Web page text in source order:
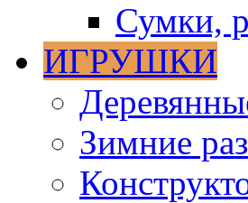
Сумки,
ИГРУШКИ
Зимние